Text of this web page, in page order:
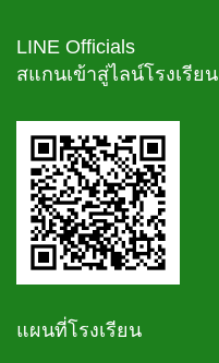
LINE Officials
สแกนเข้าสู่ไลน์โรงเรียน
แผนที่โรงเรียน